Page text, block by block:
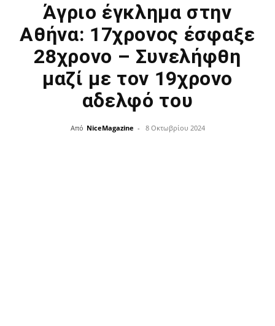
Άγριο έγκλημα στην
Αθήνα: 17χρονος έσφαξε
28χρονο – Συνελήφθη
μαζί με τον 19χρονο
αδελφό του
Από NiceMagazine - 8 Οκτωβρίου 2024